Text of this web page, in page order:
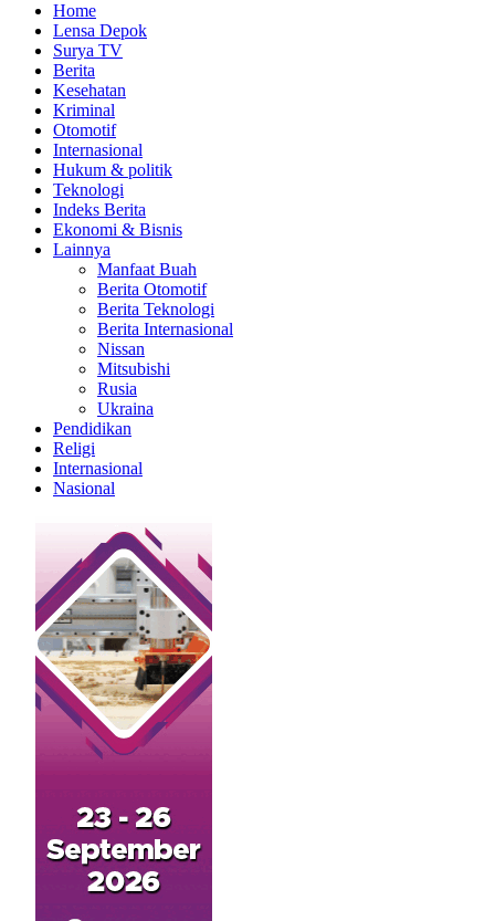
Home
Lensa Depok
Surya TV
Berita
Kesehatan
Kriminal
Otomotif
Internasional
Hukum & politik
Teknologi
Indeks Berita
Ekonomi & Bisnis
Lainnya
Manfaat Buah
Berita Otomotif
Berita Teknologi
Berita Internasional
Nissan
Mitsubishi
Rusia
Ukraina
Pendidikan
Religi
Internasional
Nasional